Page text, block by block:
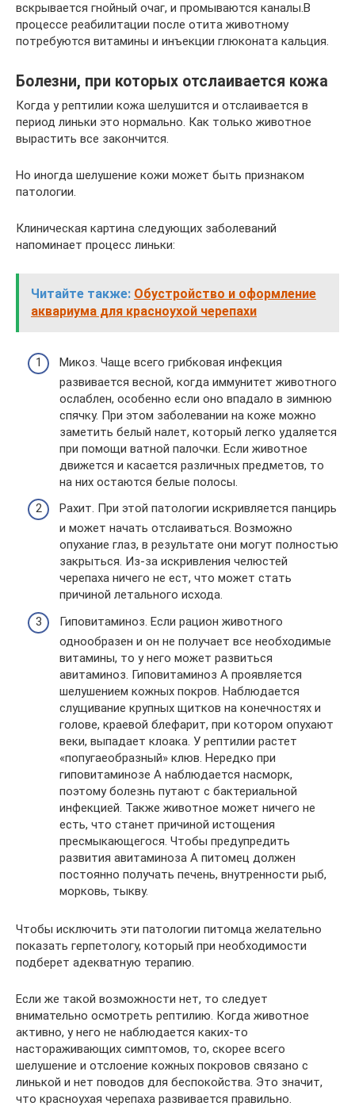
вскрывается гнойный очаг, и промываются каналы.В
процессе реабилитации после отита животному
потребуются витамины и инъекции глюконата кальция.
Болезни, при которых отслаивается кожа
Когда у рептилии кожа шелушится и отслаивается в
период линьки это нормально. Как только животное
вырастить все закончится.
Но иногда шелушение кожи может быть признаком
патологии.
Клиническая картина следующих заболеваний
напоминает процесс линьки:
Читайте также: Обустройство и оформление
аквариума для красноухой черепахи
Микоз. Чаще всего грибковая инфекция
развивается весной, когда иммунитет животного
ослаблен, особенно если оно впадало в зимнюю
спячку. При этом заболевании на коже можно
заметить белый налет, который легко удаляется
при помощи ватной палочки. Если животное
движется и касается различных предметов, то
на них остаются белые полосы.
Рахит. При этой патологии искривляется панцирь
и может начать отслаиваться. Возможно
опухание глаз, в результате они могут полностью
закрыться. Из-за искривления челюстей
черепаха ничего не ест, что может стать
причиной летального исхода.
Гиповитаминоз. Если рацион животного
однообразен и он не получает все необходимые
витамины, то у него может развиться
авитаминоз. Гиповитаминоз А проявляется
шелушением кожных покров. Наблюдается
слущивание крупных щитков на конечностях и
голове, краевой блефарит, при котором опухают
веки, выпадает клоака. У рептилии растет
«попугаеобразный» клюв. Нередко при
гиповитаминозе А наблюдается насморк,
поэтому болезнь путают с бактериальной
инфекцией. Также животное может ничего не
есть, что станет причиной истощения
пресмыкающегося. Чтобы предупредить
развития авитаминоза А питомец должен
постоянно получать печень, внутренности рыб,
морковь, тыкву.
Чтобы исключить эти патологии питомца желательно
показать герпетологу, который при необходимости
подберет адекватную терапию.
Если же такой возможности нет, то следует
внимательно осмотреть рептилию. Когда животное
активно, у него не наблюдается каких-то
настораживающих симптомов, то, скорее всего
шелушение и отслоение кожных покровов связано с
линькой и нет поводов для беспокойства. Это значит,
что красноухая черепаха развивается правильно.